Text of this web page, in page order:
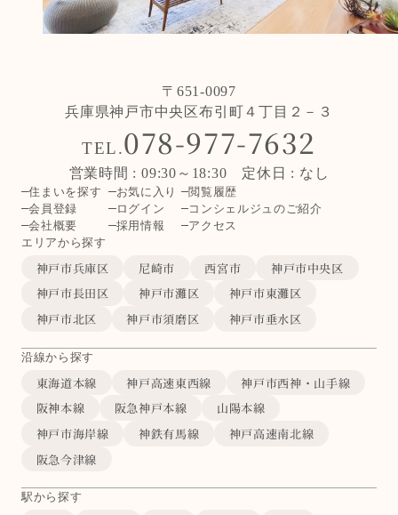
〒651-0097
兵庫県神戸市中央区布引町４丁目２－３
TEL.078-977-7632
営業時間 : 09:30～18:30 定休日 : なし
住まいを探す お気に入り
閲覧履歴
会員登録
ログイン
コンシェルジュのご紹介
会社概要
採用情報
アクセス
エリアから探す
神戸市兵庫区 尼崎市 西宮市
神戸市中央区
神戸市長田区
神戸市灘区
神戸市東灘区
神戸市北区
神戸市須磨区 神戸市垂水区
沿線から探す
東海道本線 神戸高速東西線
神戸市西神・山手線
阪神本線
阪急神戸本線
山陽本線
神戸市海岸線
神鉄有馬線
神戸高速南北線
阪急今津線
駅から探す